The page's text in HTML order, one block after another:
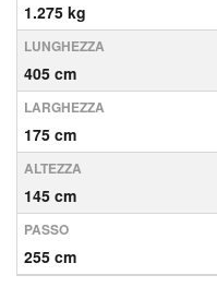
1.275 kg
LUNGHEZZA
405 cm
LARGHEZZA
175 cm
ALTEZZA
145 cm
PASSO
255 cm